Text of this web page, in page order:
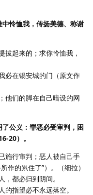
怜恤我，传扬美德、称谢
拔起来的；求你怜恤我，
必在锡安城的门（原文作
他们的脚在自己暗设的网
公义：罪恶必受审判，困
20）。
施行审判；恶人被自己手
作的累住了”）。（细拉）
都必归到阴间。
的指望必不永远落空。